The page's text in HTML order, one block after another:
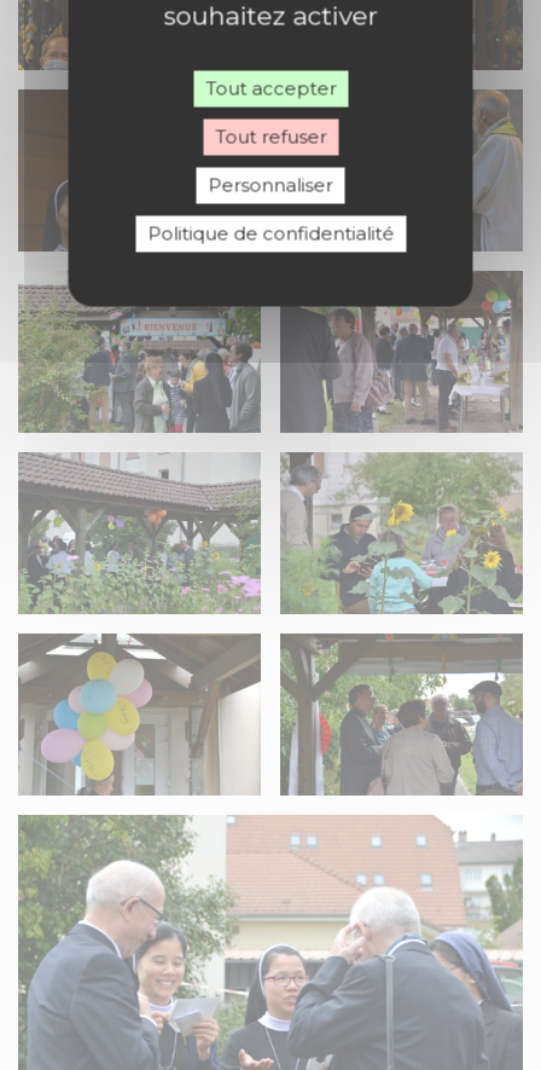
souhaitez activer
Tout accepter
Tout refuser
Personnaliser
Politique de confidentialité